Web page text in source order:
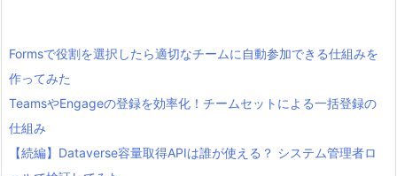
Formsで役割を選択したら適切なチームに自動参加できる仕組みを
作ってみた
TeamsやEngageの登録を効率化！チームセットによる一括登録の
仕組み
【続編】Dataverse容量取得APIは誰が使える？ システム管理者ロ